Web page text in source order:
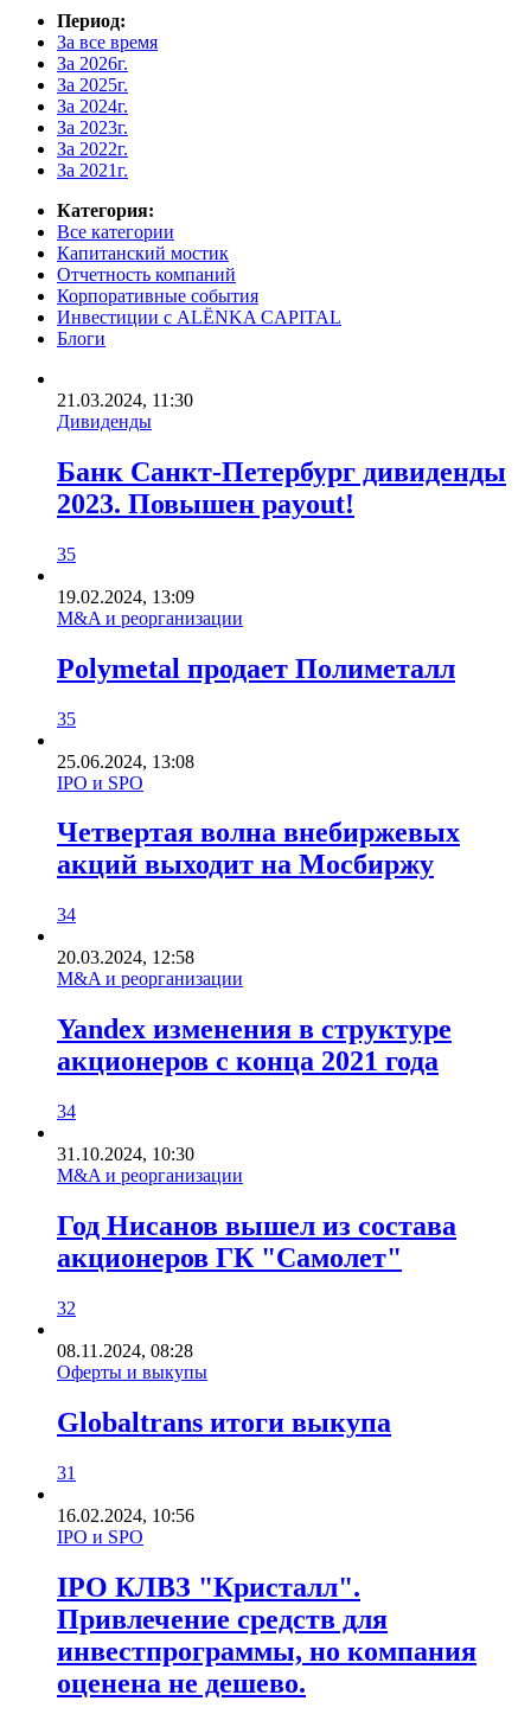
Период:
За все время
За 2026г.
За 2025г.
За 2024г.
За 2023г.
За 2022г.
За 2021г.
Категория:
Все категории
Капитанский мостик
Отчетность компаний
Корпоративные события
Инвестиции с ALЁNKA CAPITAL
Блоги
21.03.2024, 11:30
Дивиденды
Банк Санкт-Петербург дивиденды
2023. Повышен payout!
35
19.02.2024, 13:09
M&A и реорганизации
Polymetal продает Полиметалл
35
25.06.2024, 13:08
IPO и SPO
Четвертая волна внебиржевых
акций выходит на Мосбиржу
34
20.03.2024, 12:58
M&A и реорганизации
Yandex изменения в структуре
акционеров с конца 2021 года
34
31.10.2024, 10:30
M&A и реорганизации
Год Нисанов вышел из состава
акционеров ГК "Самолет"
32
08.11.2024, 08:28
Оферты и выкупы
Globaltrans итоги выкупа
31
16.02.2024, 10:56
IPO и SPO
IPO КЛВЗ "Кристалл".
Привлечение средств для
инвестпрограммы, но компания
оценена не дешево.